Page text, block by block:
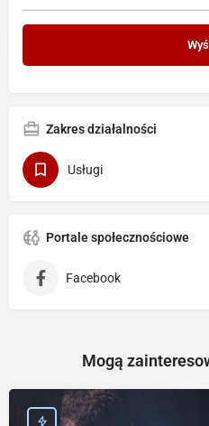
Zakres działalności
Usługi
Portale społecznościowe
Facebook
Mogą